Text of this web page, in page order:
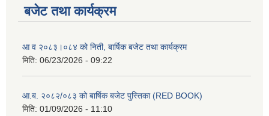
बजेट तथा कार्यक्रम
आ व २०८३।०८४ को निती, बार्षिक बजेट तथा कार्यक्रम
मिति: 06/23/2026 - 09:22
आ.ब. २०८२/०८३ को बार्षिक बजेट पुस्तिका (RED BOOK)
मिति: 01/09/2026 - 11:10